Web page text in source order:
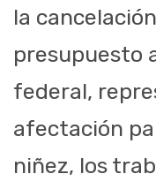
la
presupuesto
federal,
afectación
niñez, los